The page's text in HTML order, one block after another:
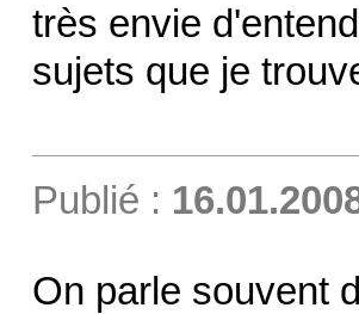
très envie
sujets que je
Publié :
On parle souvent